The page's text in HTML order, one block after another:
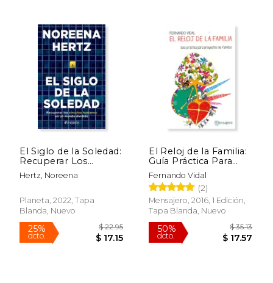
El Siglo de la Soledad:
Recuperar Los
Vínculos Humanos
En Un Mundo
Hertz, Noreena
Planeta, 2022, Tapa
Blanda, Nuevo
El Reloj de la Familia:
Guía Práctica Para
Proyectos de Familias
Fernando Vidal
(2)
Mensajero, 2016, 1 Edición,
Tapa Blanda, Nuevo